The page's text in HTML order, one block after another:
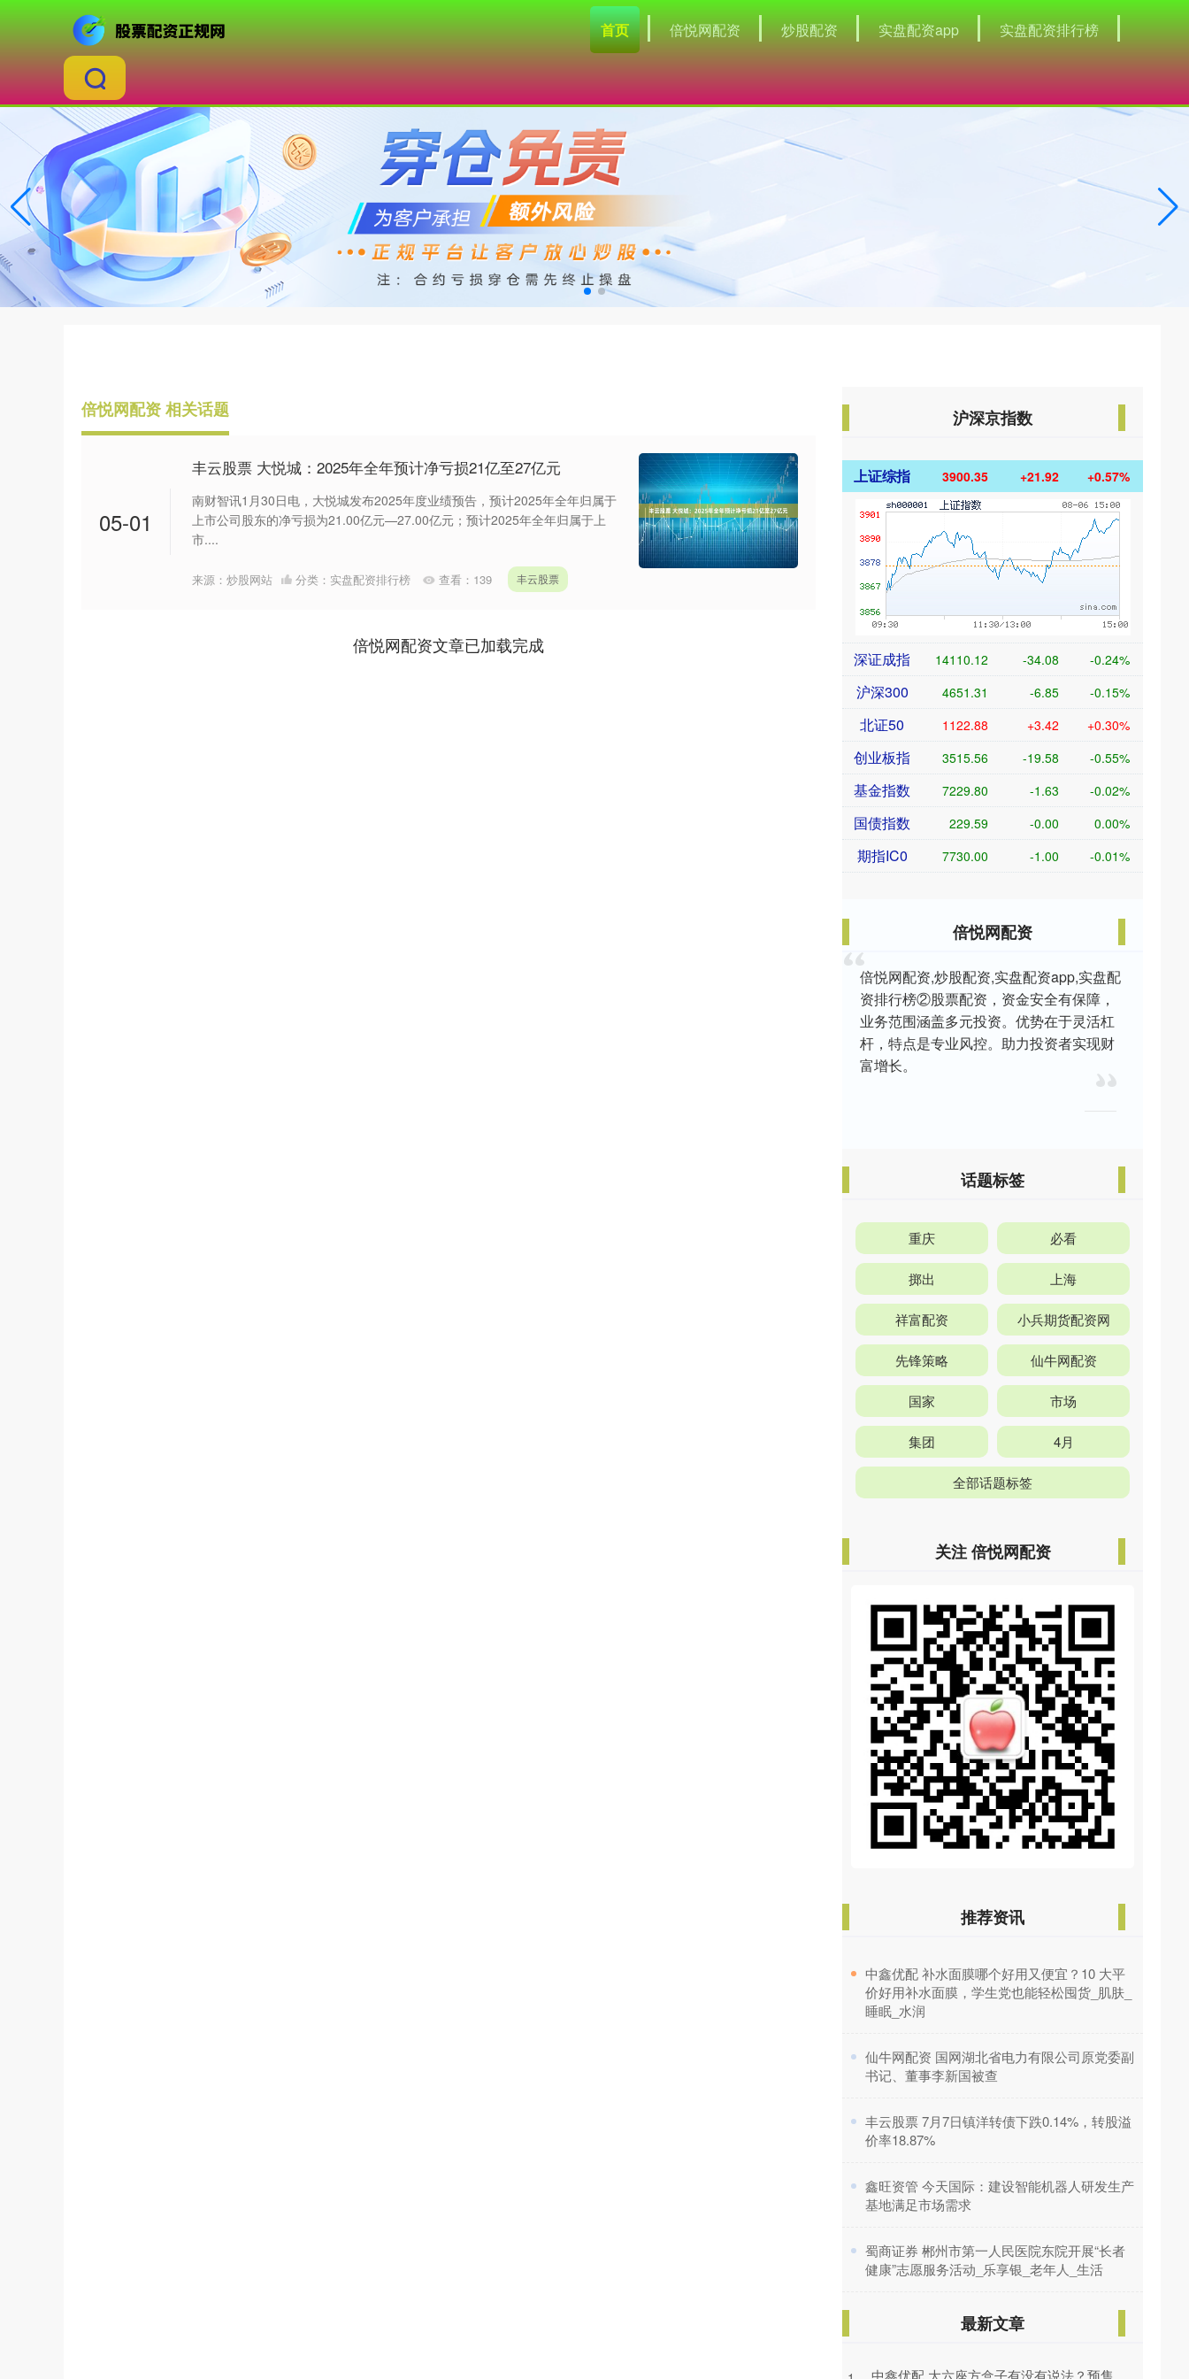
首页 倍悦网配资 炒股配资 实盘配资app 实盘配资排行榜
倍悦网配资 相关话题
05-01
丰云股票 大悦城：2025年全年预计净亏损21亿至27亿元
南财智讯1月30日电，大悦城发布2025年度业绩预告，预计2025年全年归属于
上市公司股东的净亏损为21.00亿元—27.00亿元；预计2025年全年归属于上
市....
来源：炒股网站 分类： 实盘配资排行榜 查看： 139 丰云股票
倍悦网配资文章已加载完成
沪深京指数
上证综指 3900.35 +21.92 +0.57%
深证成指 14110.12 -34.08 -0.24%
沪深300 4651.31 -6.85 -0.15%
北证50 1122.88 +3.42 +0.30%
创业板指 3515.56 -19.58 -0.55%
基金指数 7229.80 -1.63 -0.02%
国债指数 229.59 -0.00 0.00%
期指IC0 7730.00 -1.00 -0.01%
倍悦网配资
倍悦网配资,炒股配资,实盘配资app,实盘配
资排行榜②股票配资，资金安全有保障，
业务范围涵盖多元投资。优势在于灵活杠
杆，特点是专业风控。助力投资者实现财
富增长。
话题标签
重庆 必看
掷出 上海
祥富配资 小兵期货配资网
先锋策略 仙牛网配资
国家 市场
集团 4月
全部话题标签
关注 倍悦网配资
推荐资讯
​中鑫优配 补水面膜哪个好用又便宜？10 大平
价好用补水面膜，学生党也能轻松囤货_肌肤_
睡眠_水润
​仙牛网配资 国网湖北省电力有限公司原党委副
书记、董事李新国被查
​丰云股票 7月7日镇洋转债下跌0.14%，转股溢
价率18.87%
​鑫旺资管 今天国际：建设智能机器人研发生产
基地满足市场需求
​蜀商证券 郴州市第一人民医院东院开展“长者
健康”志愿服务活动_乐享银_老年人_生活
最新文章
中鑫优配 大六座方盒子有没有说法？预售